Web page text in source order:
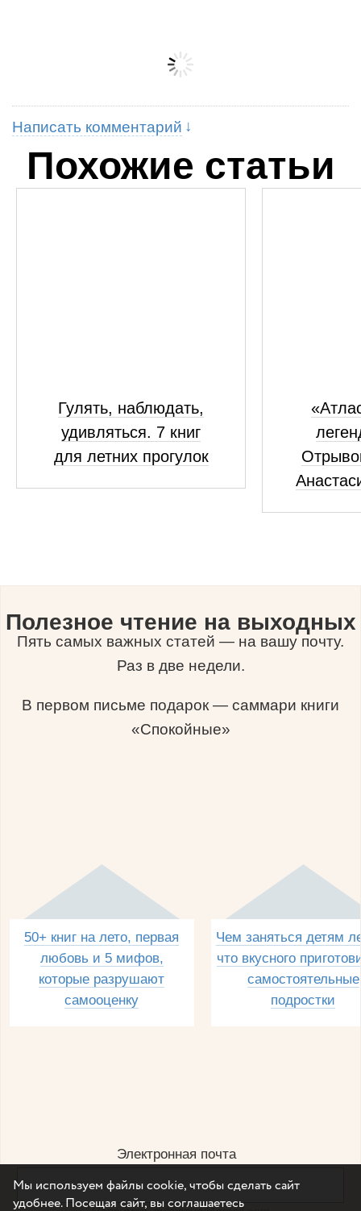
Написать комментарий
Похожие статьи
Гулять, наблюдать,
удивляться. 7 книг
для летних прогулок
Полезное чтение на выходных
Пять самых важных статей — на вашу почту.
Раз в две недели.
В первом письме подарок — саммари книги
«Спокойные»
50+ книг на лето, первая
любовь и 5 мифов,
которые разрушают
самооценку
Чем заняться детям
что вкусного
самостоятельные
подростки
Электронная почта
Мы используем файлы cookie, чтобы сделать сайт
удобнее. Посещая сайт, вы соглашаетесь